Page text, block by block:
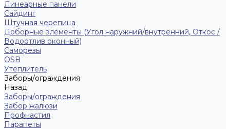
Линеарные панели
Сайдинг
Штучная черепица
Доборные элементы (Угол наружний/внутренний, Откос /
Водоотлив оконный)
Саморезы
OSB
Утеплитель
Заборы/ограждения
Назад
Заборы/ограждения
Забор жалюзи
Профнастил
Парапеты